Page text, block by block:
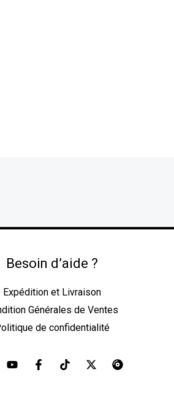
Besoin d’aide ?
Expédition et Livraison
Générales de Ventes
de confidentialité